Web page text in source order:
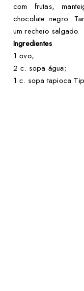
com frutas,
chocolate negro.
um recheio salgado.
Ingredientes
1 ovo;
2 c. sopa água;
1 c. sopa tapioca